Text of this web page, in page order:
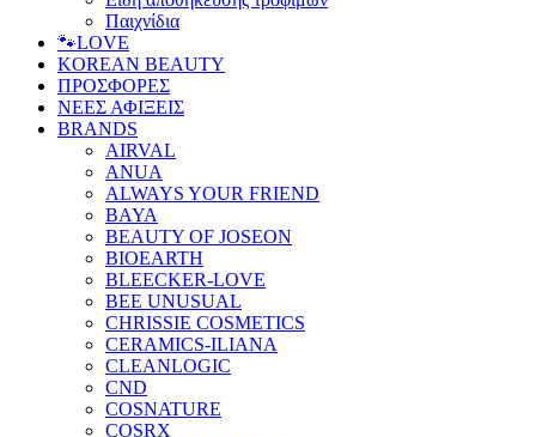
Παιχνίδια
🐾LOVE
KOREAN BEAUTY
ΠΡΟΣΦΟΡΕΣ
ΝΕΕΣ ΑΦΙΞΕΙΣ
BRANDS
AIRVAL
ANUA
ALWAYS YOUR FRIEND
BAYA
BEAUTY OF JOSEON
BIOEARTH
BLEECKER-LOVE
BEE UNUSUAL
CHRISSIE COSMETICS
CERAMICS-ILIANA
CLEANLOGIC
CND
COSNATURE
COSRX